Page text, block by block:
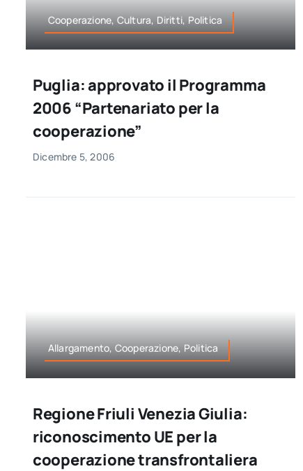
Cooperazione, Cultura, Diritti, Politica
Puglia: approvato il Programma
2006 “Partenariato per la
cooperazione”
Dicembre 5, 2006
Allargamento, Cooperazione, Politica
Regione Friuli Venezia Giulia:
riconoscimento UE per la
cooperazione transfrontaliera